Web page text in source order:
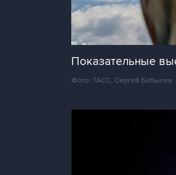
Показательные
Фото: ТАСС, Сергей Бобылев